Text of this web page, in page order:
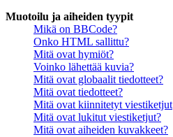
Muotoilu ja aiheiden tyypit
Mikä on BBCode?
Onko HTML sallittu?
Mitä ovat hymiöt?
Voinko lähettää kuvia?
Mitä ovat globaalit tiedotteet?
Mitä ovat tiedotteet?
Mitä ovat kiinnitetyt viestiketjut
Mitä ovat lukitut viestiketjut?
Mitä ovat aiheiden kuvakkeet?